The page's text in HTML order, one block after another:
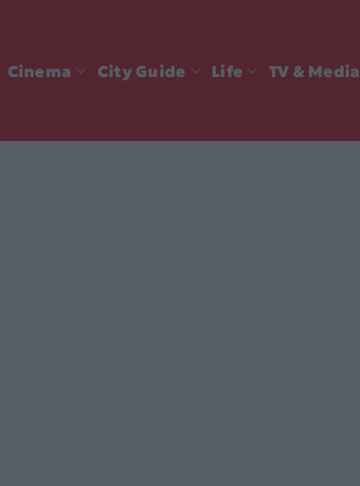
Cinema City Guide Life TV & Media